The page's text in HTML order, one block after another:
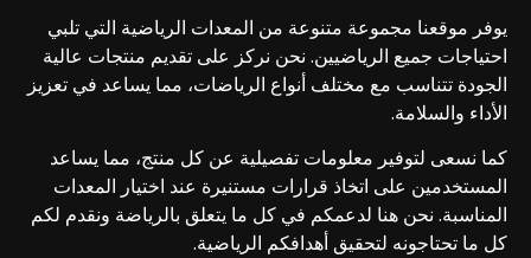
يوفر موقعنا مجموعة متنوعة من المعدات الرياضية التي تلبي
احتياجات جميع الرياضيين. نحن نركز على تقديم منتجات عالية
الجودة تتناسب مع مختلف أنواع الرياضات، مما يساعد في تعزيز
الأداء والسلامة.
كما نسعى لتوفير معلومات تفصيلية عن كل منتج، مما يساعد
المستخدمين على اتخاذ قرارات مستنيرة عند اختيار المعدات
المناسبة. نحن هنا لدعمكم في كل ما يتعلق بالرياضة ونقدم لكم
كل ما تحتاجونه لتحقيق أهدافكم الرياضية.